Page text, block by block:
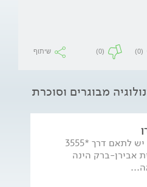
(0)
(0) שיתוף
מבוגרים וסוכרת
*לקוחות מכבי יש לתאם דרך *3555
אבירן-ברק הינה